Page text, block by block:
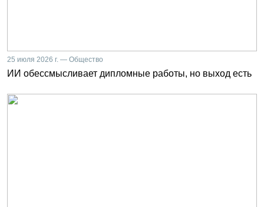
25 июля 2026 г. — Общество
ИИ обессмысливает дипломные работы, но выход есть